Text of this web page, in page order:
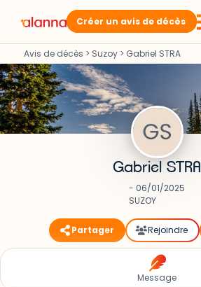
Créer un avis de décès
Avis de décès > Suzoy > Gabriel STRA
Gabriel STRA
- 06/01/2025
SUZOY
Partager Rejoindre
Message